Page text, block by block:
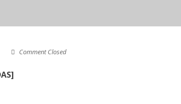
Comment Closed